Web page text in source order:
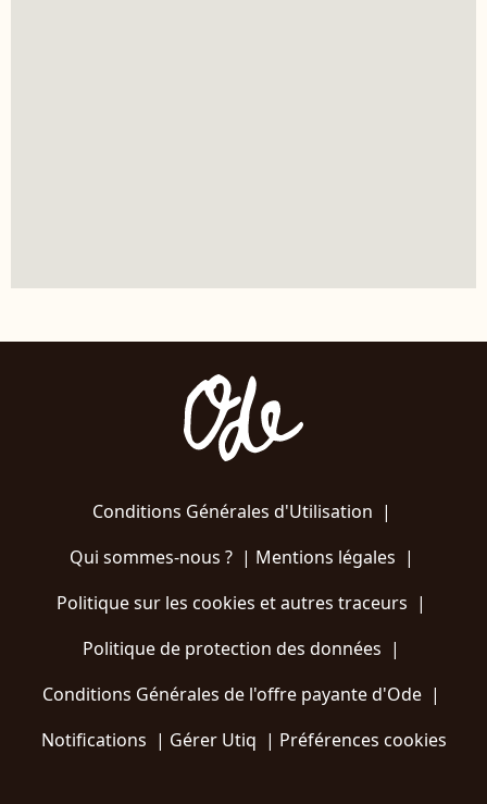
Conditions Générales d'Utilisation |
Qui sommes-nous ?| Mentions légales |
Politique sur les cookies et autres traceurs |
Politique de protection des données |
Conditions Générales de l'offre payante d'Ode |
Notifications | Gérer Utiq | Préférences cookies